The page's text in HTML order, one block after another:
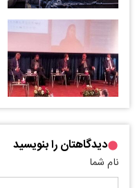
دیدگاهتان را بنویسید
نام شما